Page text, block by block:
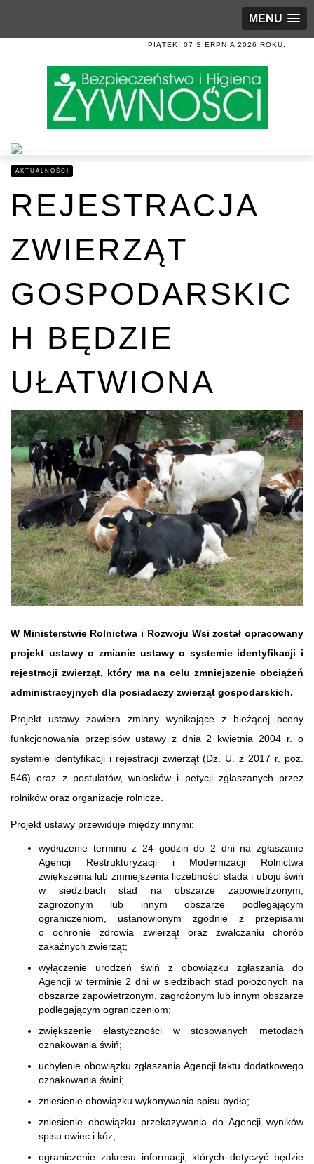
MENU
PIĄTEK, 07 SIERPNIA 2026 ROKU.
AKTUALNOŚCI
REJESTRACJA
ZWIERZĄT
GOSPODARSKIC
H BĘDZIE
UŁATWIONA
W Ministerstwie Rolnictwa i Rozwoju Wsi został opracowany
projekt ustawy o zmianie ustawy o systemie identyfikacji i
rejestracji zwierząt, który ma na celu zmniejszenie obciążeń
administracyjnych dla posiadaczy zwierząt gospodarskich.
Projekt ustawy zawiera zmiany wynikające z bieżącej oceny
funkcjonowania przepisów ustawy z dnia 2 kwietnia 2004 r. o
systemie identyfikacji i rejestracji zwierząt (Dz. U. z 2017 r. poz.
546) oraz z postulatów, wniosków i petycji zgłaszanych przez
rolników oraz organizacje rolnicze.
Projekt ustawy przewiduje między innymi:
wydłużenie terminu z 24 godzin do 2 dni na zgłaszanie
Agencji Restrukturyzacji i Modernizacji Rolnictwa
zwiększenia lub zmniejszenia liczebności stada i uboju świń
w siedzibach stad na obszarze zapowietrzonym,
zagrożonym lub innym obszarze podlegającym
ograniczeniom, ustanowionym zgodnie z przepisami
o ochronie zdrowia zwierząt oraz zwalczaniu chorób
zakaźnych zwierząt;
wyłączenie urodzeń świń z obowiązku zgłaszania do
Agencji w terminie 2 dni w siedzibach stad położonych na
obszarze zapowietrzonym, zagrożonym lub innym obszarze
podlegającym ograniczeniom;
zwiększenie elastyczności w stosowanych metodach
oznakowania świń;
uchylenie obowiązku zgłaszania Agencji faktu dodatkowego
oznakowania świni;
zniesienie obowiązku wykonywania spisu bydła;
zniesienie obowiązku przekazywania do Agencji wyników
spisu owiec i kóz;
ograniczenie zakresu informacji, których dotyczyć będzie